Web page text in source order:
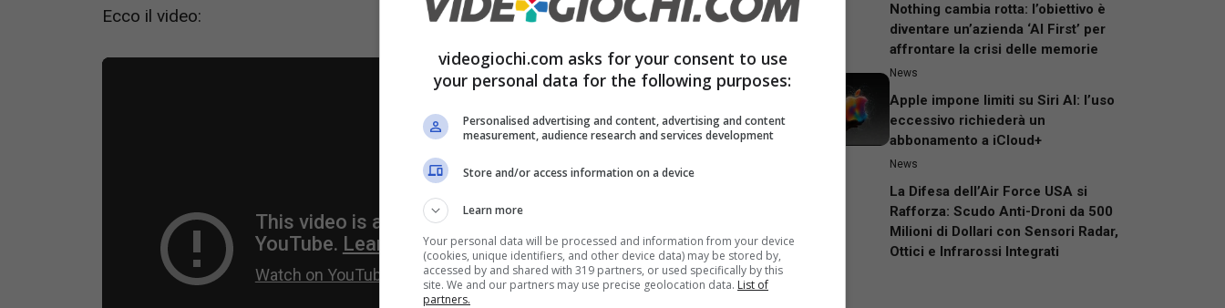
Ecco il video:
Nothing cambia rotta: l’obiettivo è
diventare un’azienda ‘AI First’ per
affrontare la crisi delle memorie
News
Apple impone limiti su Siri AI: l’uso
eccessivo richiederà un
abbonamento a iCloud+
News
La Difesa dell’Air Force USA si
Rafforza: Scudo Anti-Droni da 500
Milioni di Dollari con Sensori Radar,
Ottici e Infrarossi Integrati
videogiochi.com asks for your consent to use
your personal data for the following purposes:
Personalised advertising and content, advertising and content
measurement, audience research and services development
Store and/or access information on a device
Learn more
Your personal data will be processed and information from your device
(cookies, unique identifiers, and other device data) may be stored by,
accessed by and shared with 319 partners, or used specifically by this
site. We and our partners may use precise geolocation data. List of
partners.